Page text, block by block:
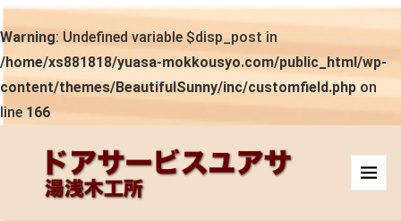
Warning: Undefined variable $disp_post in
/home/xs881818/yuasa-mokkousyo.com/public_html/wp-
content/themes/BeautifulSunny/inc/customfield.php on
line 166